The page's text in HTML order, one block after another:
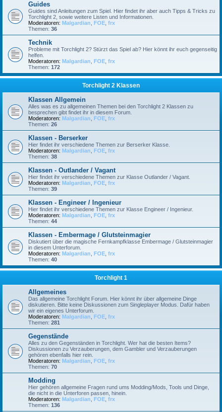
Guides
Guides sind Anleitungen zum Spiel. Hier findet ihr aber auch Tipps & Tricks zu
Torchlight 2, sowie weitere Listen und Informationen.
Moderatoren: Malgardian FOE frx
Themen: 36
Technik
Probleme mit Torchlight 2? Stürzt das Spiel ab? Hier könnt ihr euch gegenseitig
helfen.
Moderatoren: Malgardian FOE frx
Themen: 172
Torchlight 2 Klassen
Klassen Allgemein
Alles was es zu allgemeinen Themen bei den Torchlight 2 Klassen zu
besprechen gibt findet ihr in diesem Forum.
Moderatoren: Malgardian FOE frx
Themen: 26
Klassen - Berserker
Hier findet ihr verschiedene Themen zur Berserker Klasse.
Moderatoren: Malgardian FOE frx
Themen: 38
Klassen - Outlander / Vagant
Hier findet ihr verschiedene Themen zur Klasse Outlander / Vagant.
Moderatoren: Malgardian FOE frx
Themen: 39
Klassen - Engineer / Ingenieur
Hier findet ihr verschiedene Themen zur Klasse Engineer / Ingenieur.
Moderatoren: Malgardian FOE frx
Themen: 44
Klassen - Embermage / Glutsteinmagier
Diskutiert über die magische Fernkampfklasse Embermage / Glutsteinmagier
in diesem Unterforum.
Moderatoren: Malgardian FOE frx
Themen: 40
Torchlight 1
Allgemeines
Das allgemeine Torchlight Forum. Hier könnt ihr über allgemeine Dinge
diskutieren. Bitte keine Diskussionen zum Singleplayer Modus. Dafür haben
wir ein eigenes Unterforum.
Moderatoren: Malgardian FOE frx
Themen: 281
Gegenstände
Alles zu den Gegenständen in Torchlight. Wer hat die besten Items?
Diskussionen zu Verzauberungen, dem Gambler und Verzauberungen
gehören ebenfalls hier rein.
Moderatoren: Malgardian FOE frx
Themen: 70
Modding
Hier gehören allgemeine Fragen rund ums Modding/Mods, Tools und Dinge,
die nicht in die Unterforen passen, hinein.
Moderatoren: Malgardian FOE frx
Themen: 136